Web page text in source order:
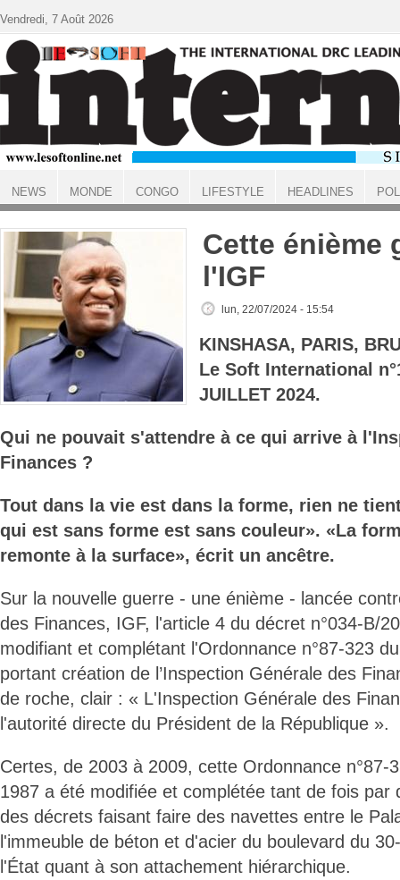
ACCUEIL
Cette énième
l'IGF
lun, 22/07/2024 - 15:54
KINSHASA, PARIS,
Le Soft International
JUILLET 2024.
Qui ne pouvait s'attendre à ce qui arrive à
Finances ?
Tout dans la vie est dans la forme, rien ne
qui est sans forme est sans couleur». «La
remonte à la surface», écrit un ancêtre.
Sur la nouvelle guerre - une énième - lancée
des Finances, IGF, l'article 4 du décret n°034-B/
modifiant et complétant l'Ordonnance n°87-323
portant création de l’Inspection Générale des
de roche, clair : « L'Inspection Générale des
l'autorité directe du Président de la République ».
Certes, de 2003 à 2009, cette Ordonnance n°87-
1987 a été modifiée et complétée tant de fois par
des décrets faisant faire des navettes entre le
l'immeuble de béton et d'acier du boulevard du
l'État quant à son attachement hiérarchique.
Vendredi, 7 Août 2026
NEWS MONDE CONGO LIFESTYLE HEADLINES